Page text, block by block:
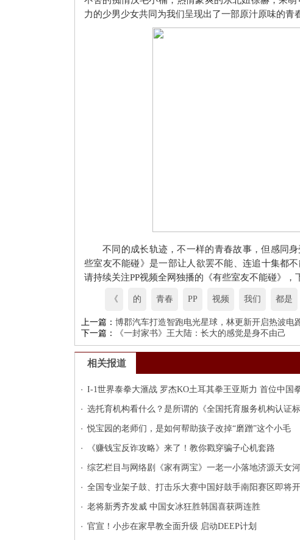
力的少男少女共同为我们呈现出了一部原汁原味的青
不同的成长轨迹，不一样的青春故事，但感同
些室友不能碰》是一部让人欲罢不能、连追十集都
请持续关注PP视频全网独播的《有些室友不能碰》，
《 的 青春 PP 视频 我们 都是
上一篇： 博郡汽车打造智跑电光星球，林更新开启热波电
下一篇：
《一封家书》王大陆：长大的感觉是身不由己
相关报道
I-1世界泰拳大滙战 罗杰KO土耳其拳王亚斯力 首位中国
选托育机构看什么？是所谓的《全国托育服务机构认证标
悦宝园的老师们，是如何帮助孩子改掉“磨蹭”这个小毛
《赚钱宝反诈攻略》来了！教你戳穿骗子心机套路
综艺栏目与网络剧《家有两宝》一老一小落地济源天女河
全国专业架子鼓、打击乐大赛中国好鼓手南阳赛区即将开
老将新秀齐发威 中国女冰狂胜韩国喜获两连胜
官宣！小步在家早教全面升级 启动DEEP计划